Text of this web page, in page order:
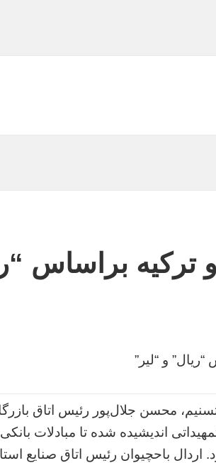
ترکیه براساس
و “لیر”
محسن جلال‌پور رئیس اتاق
اندیشیده شده تا مبادلات بانکی
باحچیوان رئیس اتاق صنایع